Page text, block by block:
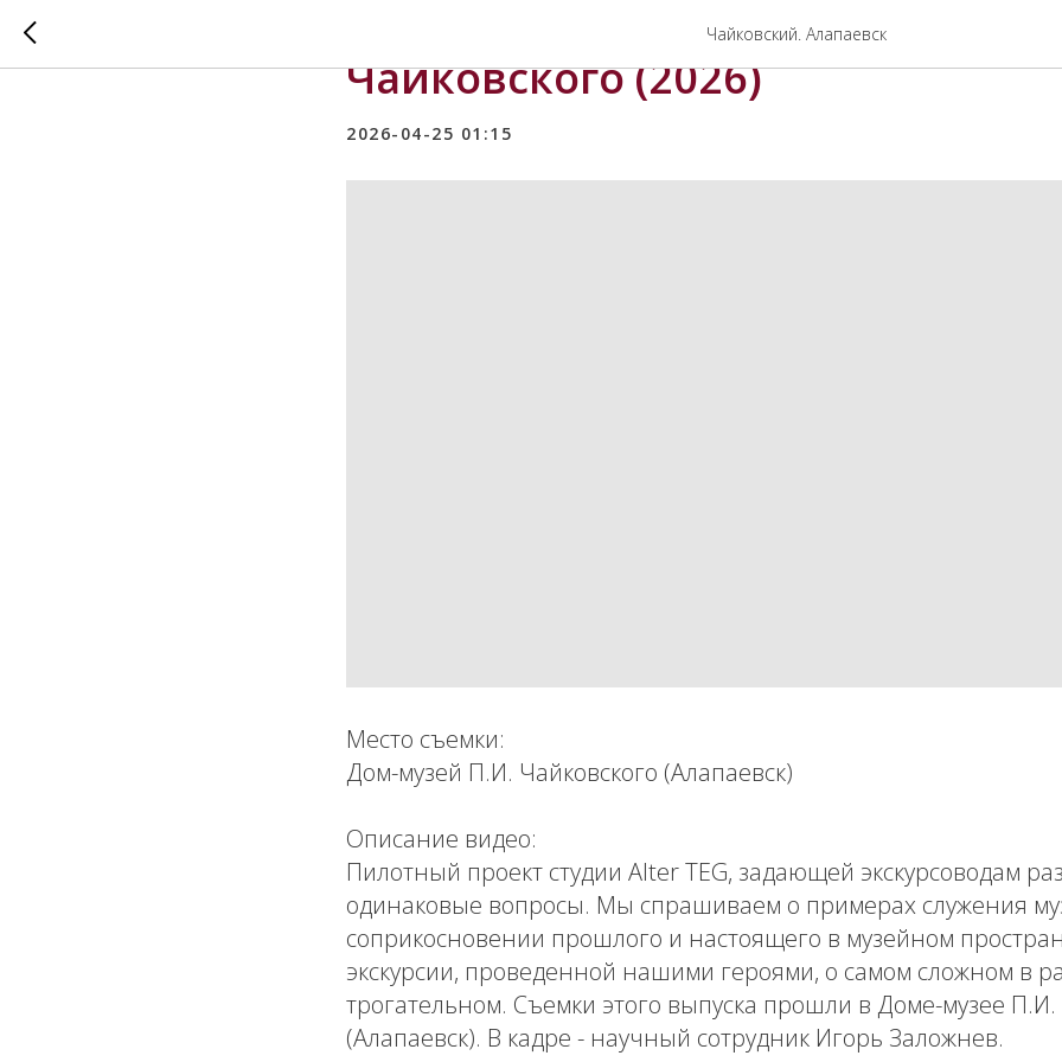
Чайковский. Алапаевск
Дневник экскурсовода Дома-
Чайковского (2026)
2026-04-25 01:15
Место съемки:
Дом-музей П.И. Чайковского (Алапаевск)
Описание видео:
Пилотный проект студии Alter TEG, задающей экскурсоводам
одинаковые вопросы. Мы спрашиваем о примерах служения
соприкосновении прошлого и настоящего в музейном
экскурсии, проведенной нашими героями, о самом сложном в
трогательном. Съемки этого выпуска прошли в Доме-музее П.И.
(Алапаевск). В кадре - научный сотрудник Игорь Заложнев.